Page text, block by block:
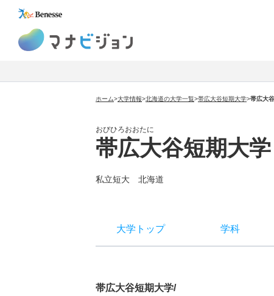
ホーム>大学情報>北海道の大学一覧>帯広大谷短期大学>帯広大
おびひろおおたに
帯広大谷短期大学
私立短大 北海道
大学トップ 学科
帯広大谷短期大学/